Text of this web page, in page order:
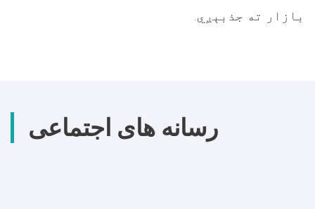
بازار ته جذبېږي.
رسانه های اجتماعی